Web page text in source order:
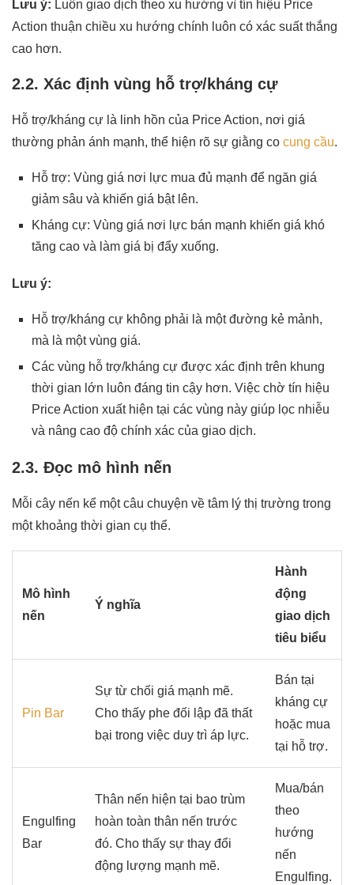
Lưu ý: Luôn giao dịch theo xu hướng vì tín hiệu Price
Action thuận chiều xu hướng chính luôn có xác suất thắng
cao hơn.
2.2. Xác định vùng hỗ trợ/kháng cự
Hỗ trợ/kháng cự là linh hồn của Price Action, nơi giá
thường phản ánh mạnh, thể hiện rõ sự giằng co cung cầu.
Hỗ trợ: Vùng giá nơi lực mua đủ mạnh để ngăn giá
giảm sâu và khiến giá bật lên.
Kháng cự: Vùng giá nơi lực bán mạnh khiến giá khó
tăng cao và làm giá bị đẩy xuống.
Lưu ý:
Hỗ trợ/kháng cự không phải là một đường kẻ mảnh,
mà là một vùng giá.
Các vùng hỗ trợ/kháng cự được xác định trên khung
thời gian lớn luôn đáng tin cậy hơn. Việc chờ tín hiệu
Price Action xuất hiện tại các vùng này giúp lọc nhiễu
và nâng cao độ chính xác của giao dịch.
2.3. Đọc mô hình nến
Mỗi cây nến kể một câu chuyện về tâm lý thị trường trong
một khoảng thời gian cụ thể.
Mô hình
nến
Ý nghĩa
Hành
động
giao dịch
tiêu biểu
Pin Bar
Sự từ chối giá mạnh mẽ.
Cho thấy phe đối lập đã thất
bại trong việc duy trì áp lực.
Bán tại
kháng cự
hoặc mua
tại hỗ trợ.
Engulfing
Bar
Thân nến hiện tại bao trùm
hoàn toàn thân nến trước
đó. Cho thấy sự thay đổi
động lượng mạnh mẽ.
Mua/bán
theo
hướng
nến
Engulfing.